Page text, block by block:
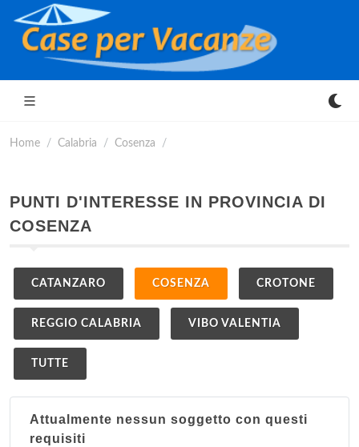
Home Calabria Cosenza
PUNTI D'INTERESSE IN PROVINCIA DI
COSENZA
CATANZARO COSENZA CROTONE
REGGIO CALABRIA VIBO VALENTIA
TUTTE
Attualmente nessun soggetto con questi
requisiti